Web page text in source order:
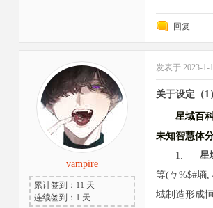
回复
vampire
累计签到：11 天
连续签到：1 天
发表于 2023-1-
关于设定（1）
星域百
未知智慧体
1. 星
等(ㄅ%$#墒
域制造形成